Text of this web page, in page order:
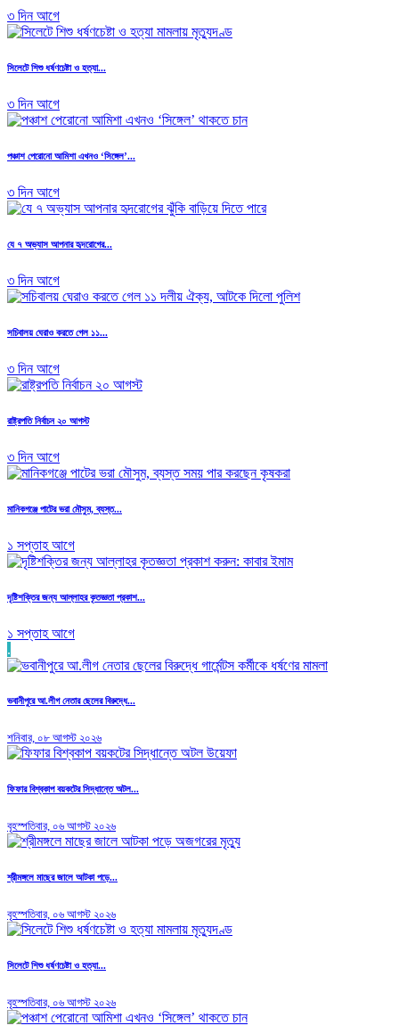
৩ দিন আগে
সিলেটে শিশু ধর্ষণচেষ্টা ও হত্যা...
৩ দিন আগে
পঞ্চাশ পেরোনো আমিশা এখনও ‘সিঙ্গেল’...
৩ দিন আগে
যে ৭ অভ্যাস আপনার হৃদরোগের...
৩ দিন আগে
সচিবালয় ঘেরাও করতে গেল ১১...
৩ দিন আগে
রাষ্ট্রপতি নির্বাচন ২০ আগস্ট
৩ দিন আগে
মানিকগঞ্জে পাটের ভরা মৌসুম, ব্যস্ত...
১ সপ্তাহ আগে
দৃষ্টিশক্তির জন্য আল্লাহর কৃতজ্ঞতা প্রকাশ...
১ সপ্তাহ আগে
.
ভবানীপুরে আ.লীগ নেতার ছেলের বিরুদ্ধে...
শনিবার, ০৮ আগস্ট ২০২৬
ফিফার বিশ্বকাপ বয়কটের সিদ্ধান্তে অটল...
বৃহস্পতিবার, ০৬ আগস্ট ২০২৬
শ্রীমঙ্গলে মাছের জালে আটকা পড়ে...
বৃহস্পতিবার, ০৬ আগস্ট ২০২৬
সিলেটে শিশু ধর্ষণচেষ্টা ও হত্যা...
বৃহস্পতিবার, ০৬ আগস্ট ২০২৬